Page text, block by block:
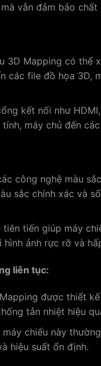
vẫn đảm bảo chất
3D Mapping có thể
các file đồ họa
kết nối như
máy chủ đến
công nghệ màu
sắc chính xác và
tiên tiến giúp máy
ảnh rực rỡ và
liên tục:
được thiết
tản nhiệt hiệu
máy chiếu này
hiệu suất ổn định.